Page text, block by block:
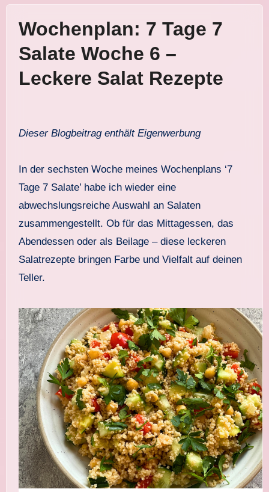
Wochenplan: 7 Tage 7
Salate Woche 6 –
Leckere Salat Rezepte
Dieser Blogbeitrag enthält Eigenwerbung
In der sechsten Woche meines Wochenplans ‘7
Tage 7 Salate’ habe ich wieder eine
abwechslungsreiche Auswahl an Salaten
zusammengestellt. Ob für das Mittagessen, das
Abendessen oder als Beilage – diese leckeren
Salatrezepte bringen Farbe und Vielfalt auf deinen
Teller.